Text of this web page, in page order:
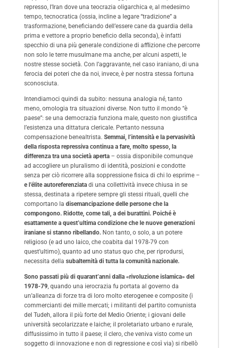
represso, l’Iran dove una teocrazia oligarchica e, al medesimo
tempo, tecnocratica (ossia, incline a legare “tradizione” a
trasformazione, beneficiando dell’essere cane da guardia della
prima e vettore a proprio beneficio della seconda), è infatti
specchio di una più generale condizione di afflizione che percorre
non solo le terre musulmane ma anche, per alcuni aspetti, le
nostre stesse società. Con l’aggravante, nel caso iraniano, di una
ferocia dei poteri che da noi, invece, è per nostra stessa fortuna
sconosciuta.
Intendiamoci quindi da subito: nessuna analogia né, tanto
meno, omologia tra situazioni diverse. Non tutto il mondo “è
paese”: se una democrazia funziona male, questo non giustifica
l’esistenza una dittatura clericale. Pertanto nessuna
compensazione benealtrista. Semmai, l’intensità e la pervasività
della risposta repressiva continua a fare, molto spesso, la
differenza tra una società aperta – ossia disponibile comunque
ad accogliere un pluralismo di identità, posizioni e condotte
senza per ciò ricorrere alla soppressione fisica di chi lo esprime –
e l’élite autoreferenziata di una collettività invece chiusa in se
stessa, destinata a ripetere sempre gli stessi rituali, quelli che
comportano la disemancipazione delle persone che la
compongono. Ridotte, come tali, a dei burattini. Poiché è
esattamente a quest’ultima condizione che le nuove generazioni
iraniane si stanno ribellando. Non tanto, o solo, a un potere
religioso (e ad uno laico, che coabita dal 1978-79 con
quest’ultimo), quanto ad uno status quo che, per riprodursi,
necessita della subalternità di tutta la comunità nazionale.
Sono passati più di quarant’anni dalla «rivoluzione islamica» del
1978-79, quando una ierocrazia fu portata al governo da
un’alleanza di forze tra di loro molto eterogenee e composite (i
commercianti dei mille mercati; i militanti del partito comunista
del Tudeh, allora il più forte del Medio Oriente; i giovani delle
università secolarizzate e laiche; il proletariato urbano e rurale,
diffusissimo in tutto il paese; il clero, che veniva visto come un
soggetto di innovazione e non di regressione e così via) si ribellò